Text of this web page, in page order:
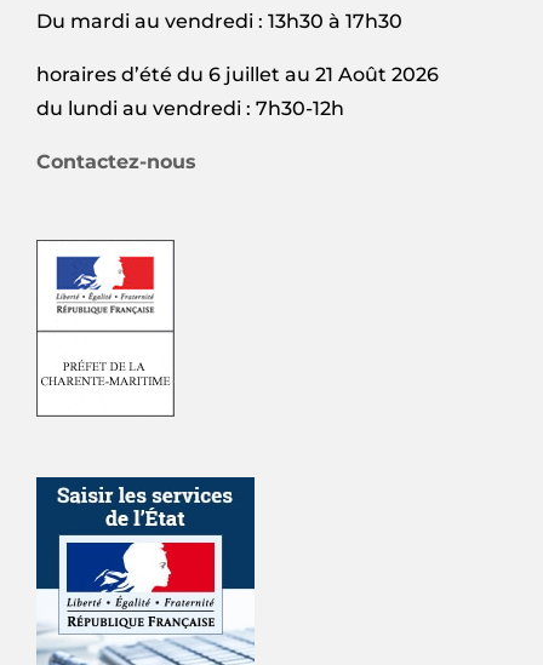
Du mardi au vendredi : 13h30 à 17h30
horaires d’été du 6 juillet au 21 Août 2026
du lundi au vendredi : 7h30-12h
Contactez-nous